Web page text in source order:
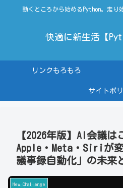
動くところから始めるPython。走
快適に新生活【
リンクもろもろ
サイトポ
【2026年版】AI会議は
Apple・Meta・Siriが
議事録自動化」の未来
New Challenge